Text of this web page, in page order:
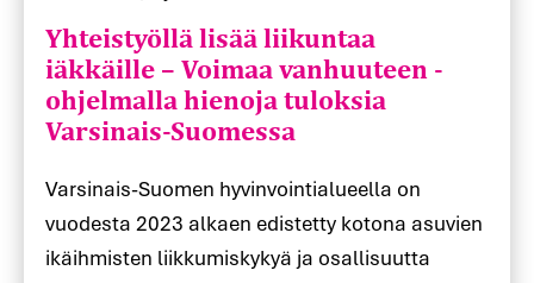
Yhteistyöllä lisää liikuntaa
iäkkäille – Voimaa vanhuuteen -
ohjelmalla hienoja tuloksia
Varsinais-Suomessa
Varsinais-Suomen hyvinvointialueella on
vuodesta 2023 alkaen edistetty kotona asuvien
ikäihmisten liikkumiskykyä ja osallisuutta